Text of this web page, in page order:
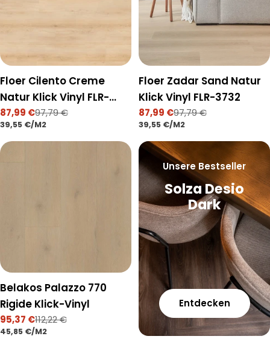
Floer Cilento Creme
Natur Klick Vinyl FLR-
3731
Verkaufspreis
87,99 €
Regulärer
Preis
97,79 €
STÜCKPREIS
39,55 €/PRO
M2
Floer Zadar Sand Natur
Klick Vinyl FLR-3732
Verkaufspreis
87,99 €
Regulärer
Preis
97,79 €
STÜCKPREIS
39,55 €/PRO
M2
Belakos Palazzo 770
Rigide Klick-Vinyl
Verkaufspreis
95,37 €
Regulärer
Preis
112,22 €
STÜCKPREIS
45,85 €/PRO
M2
Unsere Bestseller
Solza Desio
Dark
Entdecken